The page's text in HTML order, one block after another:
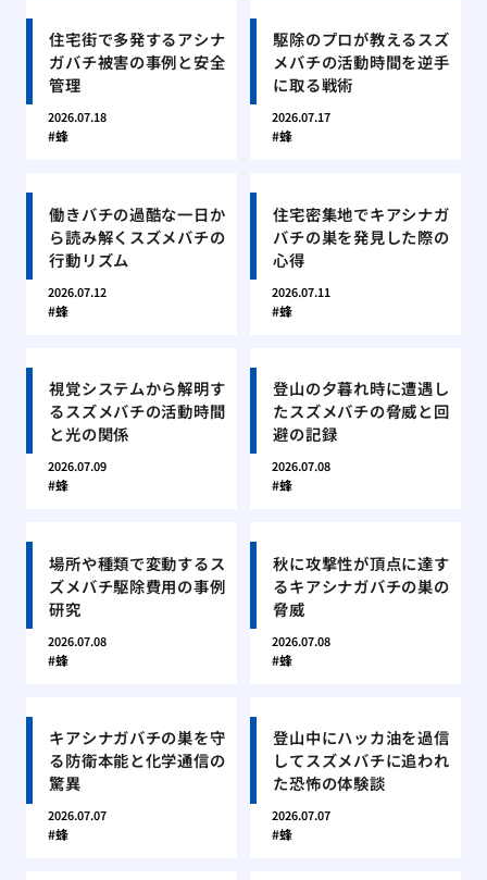
住宅街で多発するアシナ
ガバチ被害の事例と安全
管理
2026.07.18
蜂
駆除のプロが教えるスズ
メバチの活動時間を逆手
に取る戦術
2026.07.17
蜂
働きバチの過酷な一日か
ら読み解くスズメバチの
行動リズム
2026.07.12
蜂
住宅密集地でキアシナガ
バチの巣を発見した際の
心得
2026.07.11
蜂
視覚システムから解明す
るスズメバチの活動時間
と光の関係
2026.07.09
蜂
登山の夕暮れ時に遭遇し
たスズメバチの脅威と回
避の記録
2026.07.08
蜂
場所や種類で変動するス
ズメバチ駆除費用の事例
研究
2026.07.08
蜂
秋に攻撃性が頂点に達す
るキアシナガバチの巣の
脅威
2026.07.08
蜂
キアシナガバチの巣を守
る防衛本能と化学通信の
驚異
2026.07.07
蜂
登山中にハッカ油を過信
してスズメバチに追われ
た恐怖の体験談
2026.07.07
蜂